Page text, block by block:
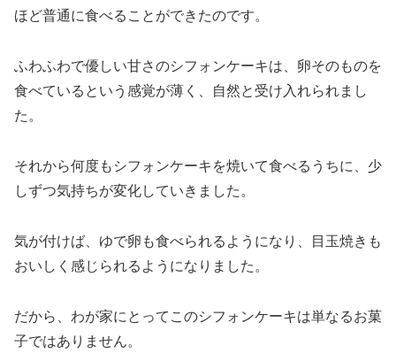
ほど普通に食べることができたのです。
ふわふわで優しい甘さのシフォンケーキは、卵そのものを
食べているという感覚が薄く、自然と受け入れられまし
た。
それから何度もシフォンケーキを焼いて食べるうちに、少
しずつ気持ちが変化していきました。
気が付けば、ゆで卵も食べられるようになり、目玉焼きも
おいしく感じられるようになりました。
だから、わが家にとってこのシフォンケーキは単なるお菓
子ではありません。